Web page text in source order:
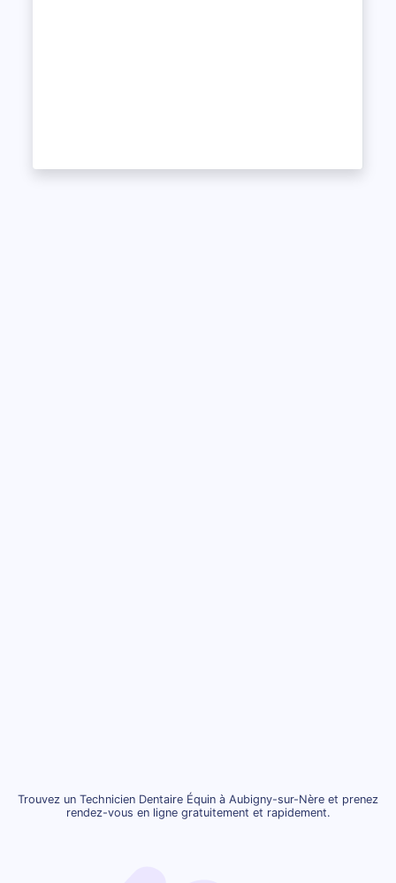
Trouvez un Technicien Dentaire Équin à Aubigny-sur-Nère et prenez
rendez-vous en ligne gratuitement et rapidement.